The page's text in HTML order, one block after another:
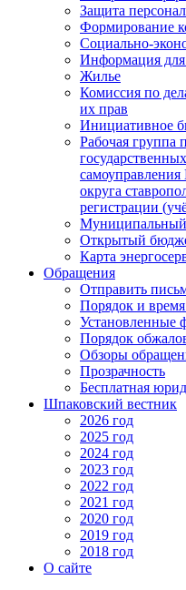
Защита
Формирование
Социально-
Информация
Жилье
Комиссия по
их прав
Инициативное
Рабочая группа
округа
регистрации
Муниципальный
Открытый
Карта
Обращения
Отправить
Порядок и
Установленные
Порядок
Обзоры
Прозрачность
Бесплатная
Шпаковский вестник
2026 год
2025 год
2024 год
2023 год
2022 год
2021 год
2020 год
2019 год
2018 год
О сайте